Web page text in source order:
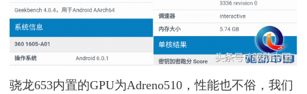
骁龙653内置的GPU为Adreno510，性能也不俗，我们